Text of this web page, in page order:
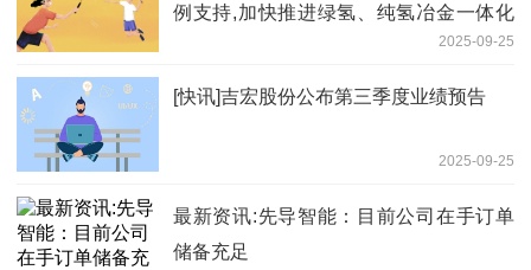
例支持,加快推进绿氢、纯氢冶金一体化
2025-09-25
[快讯]吉宏股份公布第三季度业绩预告
2025-09-25
最新资讯:先导智能：目前公司在手订单
储备充足